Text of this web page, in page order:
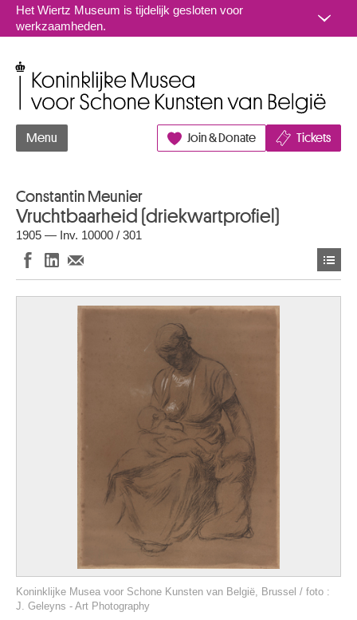
Naar inhoud
Het Wiertz Museum is tijdelijk gesloten voor
werkzaamheden.
Menu Join & Donate Tickets
Constantin Meunier
Vruchtbaarheid (driekwartprofiel)
1905 — Inv. 10000 / 301
Koninklijke Musea voor Schone Kunsten van België, Brussel / foto :
J. Geleyns - Art Photography